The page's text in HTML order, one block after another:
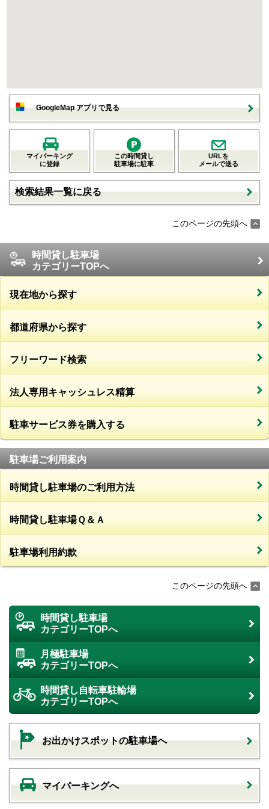
GoogleMap アプリで見る
マイパーキング
に登録
この時間貸し
駐車場に駐車
URLを
メールで送る
検索結果一覧に戻る
このページの先頭へ
時間貸し駐車場
カテゴリーTOPへ
現在地から探す
都道府県から探す
フリーワード検索
法人専用キャッシュレス精算
駐車サービス券を購入する
駐車場ご利用案内
時間貸し駐車場のご利用方法
時間貸し駐車場Ｑ＆Ａ
駐車場利用約款
このページの先頭へ
時間貸し駐車場
カテゴリーTOPへ
月極駐車場
カテゴリーTOPへ
時間貸し自転車駐輪場
カテゴリーTOPへ
お出かけスポットの駐車場へ
マイパーキングへ